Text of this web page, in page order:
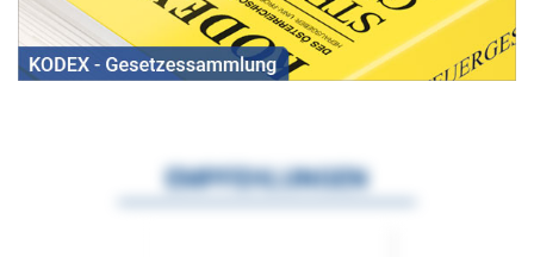
EMPFEHLUNGEN